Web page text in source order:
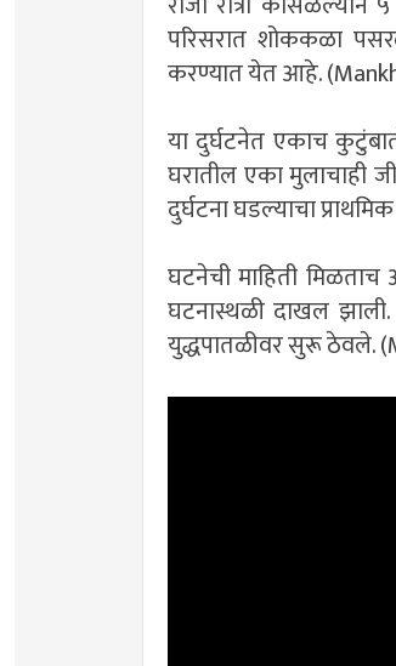
परिसरात शोककळा
करण्यात येत आहे.
या दुर्घटनेत एकाच
घरातील एका मुलाचाही
दुर्घटना घडल्याचा
घटनेची माहिती
घटनास्थळी दाखल झाली.
युद्धपातळीवर सुरू ठेवले.